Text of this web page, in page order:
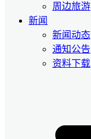
周边旅游
新闻
新闻动态
通知公告
资料下载